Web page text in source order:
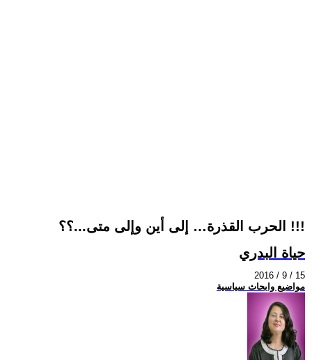
الحرب القذرة… إلى أين وإلى متى...؟؟ !!!
حياة البدري
2016 / 9 / 15
مواضيع وابحاث سياسية